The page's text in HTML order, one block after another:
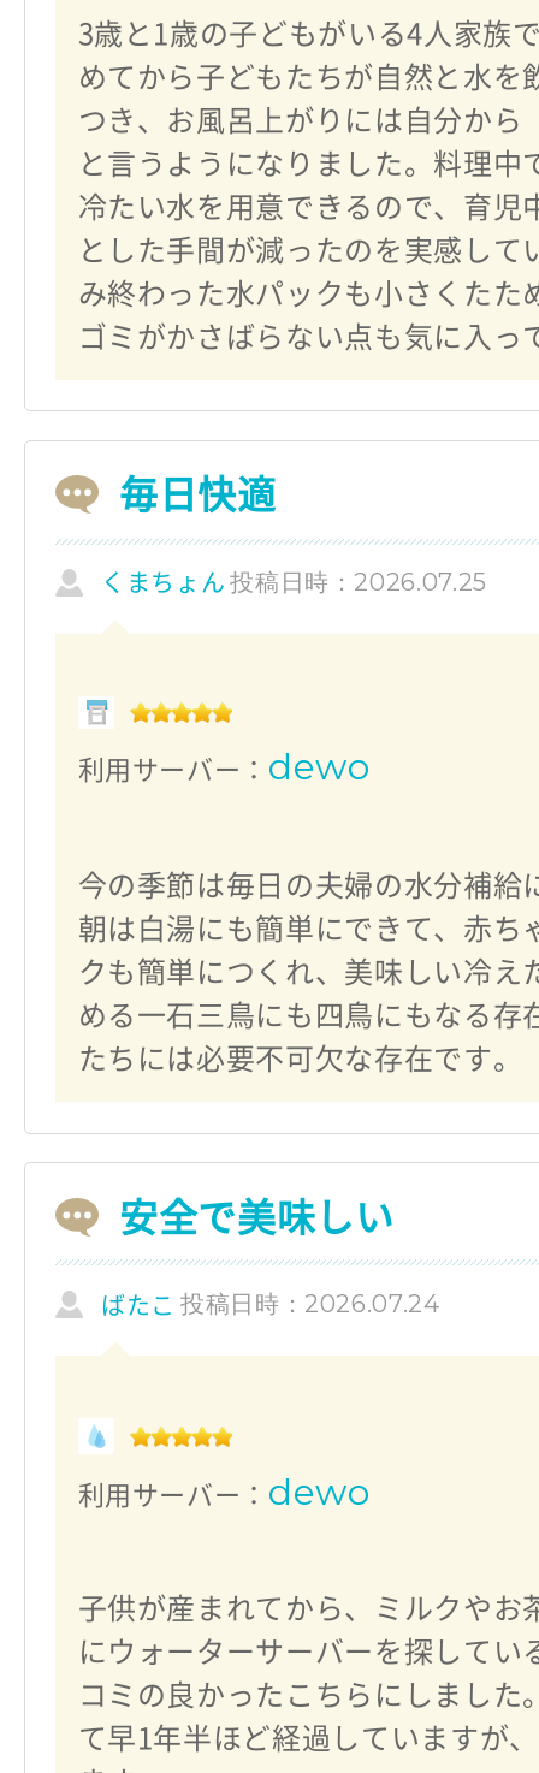
3歳と1歳の子どもがいる4人家族
めてから子どもたちが自然と水を
つき、お風呂上がりには自分から
と言うようになりました。料理中
冷たい水を用意できるので、育児
とした手間が減ったのを実感して
み終わった水パックも小さくたた
ゴミがかさばらない点も気に入っ
毎日快適
くまちょん 投稿日時：2026.07.25
利用サーバー： dewo
今の季節は毎日の夫婦の水分補給
朝は白湯にも簡単にできて、赤ち
クも簡単につくれ、美味しい冷え
める一石三鳥にも四鳥にもなる存
たちには必要不可欠な存在です。
安全で美味しい
ばたこ 投稿日時：2026.07.24
利用サーバー： dewo
子供が産まれてから、ミルクやお
にウォーターサーバーを探してい
コミの良かったこちらにしました
て早1年半ほど経過していますが